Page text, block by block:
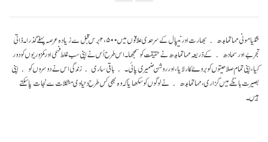
on
facebook
شکیامونی مہاتما بدھ بھارت اور نیپال کے سرحدی علاقوں میں ۲،۵۰۰ برس قبل سے زیادہ عرصہ پہلے گذرا۔ ذاتی
تجربے اور سمادھ کے ذریعہ مہاتما بدھ نے حقیقت کو سمجھا۔ اس طرح اُس نے اپنی سب غلط فہمی اور کمزوریوں کو دور
کیا، اپنی تمام صلاحیتوں کو بروۓ کار لایا، اور روشن ضمیری پائی۔ باقی ساری زندگی اس نے دوسروں کو اپنی
بصیرت بانٹنے میں گزاری، مہاتما بدھ نے لوگوں کو سکھایا کہ وہ بھی کس طرح دنیاوی مشکلات سے نجات پا سکتے
ہیں۔